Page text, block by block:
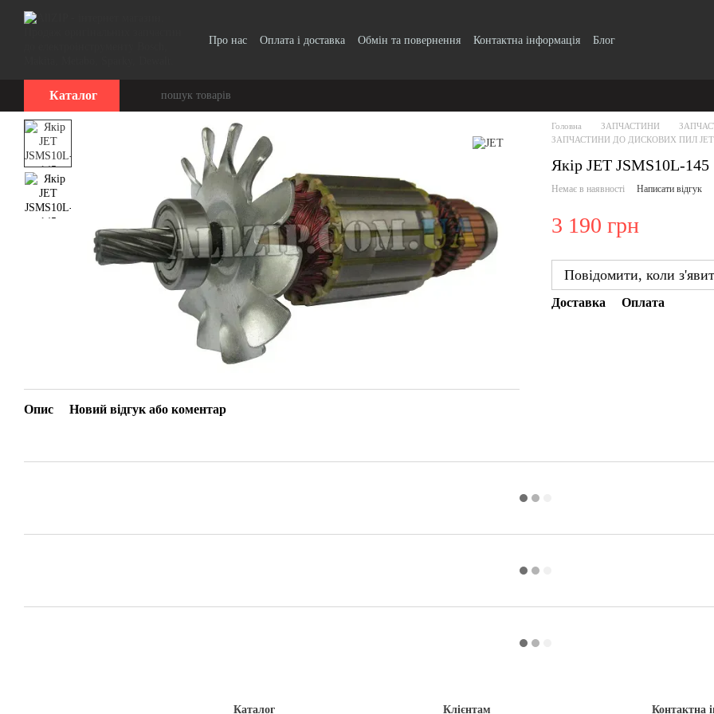
Перейти до основного контенту
Про нас Оплата і доставка Обмін та повернення Контактна інформація Блог
Каталог
Опис Новий відгук або коментар
Головна ЗАПЧАСТИНИ
ЗАПЧАСТИНИ ДО ДИСКОВИХ ПИЛ JET
Якір JET JSMS10L-145
Немає в наявності Написати відгук
3 190 грн
Повідомити, коли
Доставка Оплата
Каталог Клієнтам Контактна